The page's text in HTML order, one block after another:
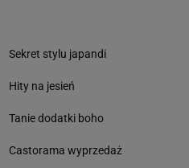
Sekret stylu japandi
Hity na jesień
Tanie dodatki boho
Castorama wyprzedaż